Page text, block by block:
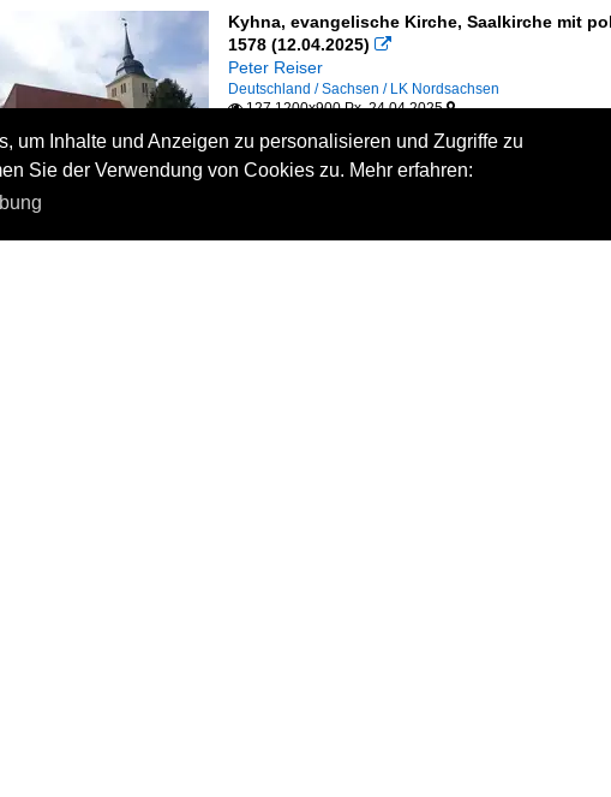
Kyhna, evangelische Kirche, Saalkirche mit
1578 (12.04.2025) 
Peter Reiser
Deutschland / Sachsen / LK Nordsachsen
127 1200x900 Px, 24.04.2025
um Inhalte und Anzeigen zu personalisieren und Zugriffe zu
Sie der Verwendung von Cookies zu. Mehr erfahren: